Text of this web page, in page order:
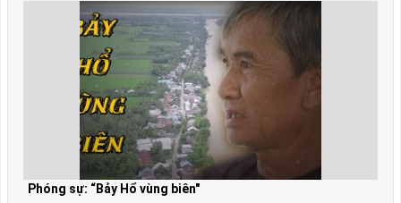
Phóng sự: “Bảy Hổ vùng biên"